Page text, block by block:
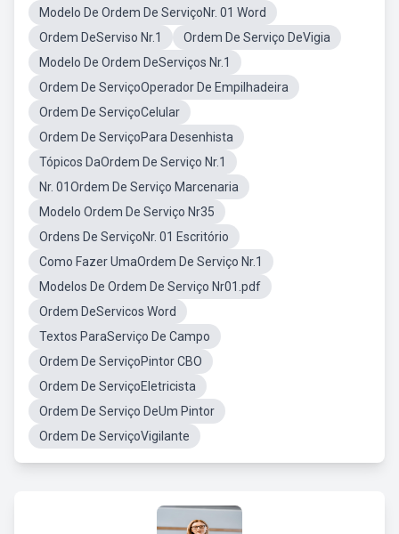
Modelo De Ordem De ServiçoNr. 01 Word
Ordem DeServiso Nr.1
Ordem De Serviço DeVigia
Modelo De Ordem DeServiços Nr.1
Ordem De ServiçoOperador De Empilhadeira
Ordem De ServiçoCelular
Ordem De ServiçoPara Desenhista
Tópicos DaOrdem De Serviço Nr.1
Nr. 01Ordem De Serviço Marcenaria
Modelo Ordem De Serviço Nr35
Ordens De ServiçoNr. 01 Escritório
Como Fazer UmaOrdem De Serviço Nr.1
Modelos De Ordem De Serviço Nr01.pdf
Ordem DeServicos Word
Textos ParaServiço De Campo
Ordem De ServiçoPintor CBO
Ordem De ServiçoEletricista
Ordem De Serviço DeUm Pintor
Ordem De ServiçoVigilante